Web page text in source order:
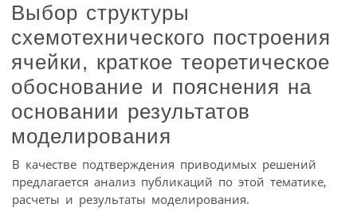
Выбор структуры
схемотехнического построения
ячейки, краткое теоретическое
обоснование и пояснения на
основании результатов
моделирования
В качестве подтверждения приводимых решений
предлагается анализ публикаций по этой тематике,
расчеты и результаты моделирования.